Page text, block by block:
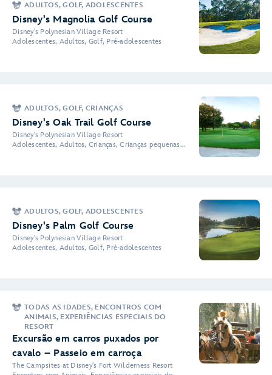
ADULTOS, GOLF, ADOLESCENTES
Disney's Magnolia Golf Course
Disney's Polynesian Village Resort
Adolescentes, Adultos, Golf, Pré-adolescentes
ADULTOS, GOLF, CRIANÇAS
Disney's Oak Trail Golf Course
Disney's Polynesian Village Resort
Adolescentes, Adultos, Crianças, Crianças pequenas...
ADULTOS, GOLF, ADOLESCENTES
Disney's Palm Golf Course
Disney's Polynesian Village Resort
Adolescentes, Adultos, Golf, Pré-adolescentes
TODAS AS IDADES, ENCONTROS COM
ANIMAIS, EXPERIÊNCIAS ESPECIAIS DO
RESORT
Excursão em carros puxados por
cavalo – Passeio em carroça
The Campsites at Disney's Fort Wilderness Resort